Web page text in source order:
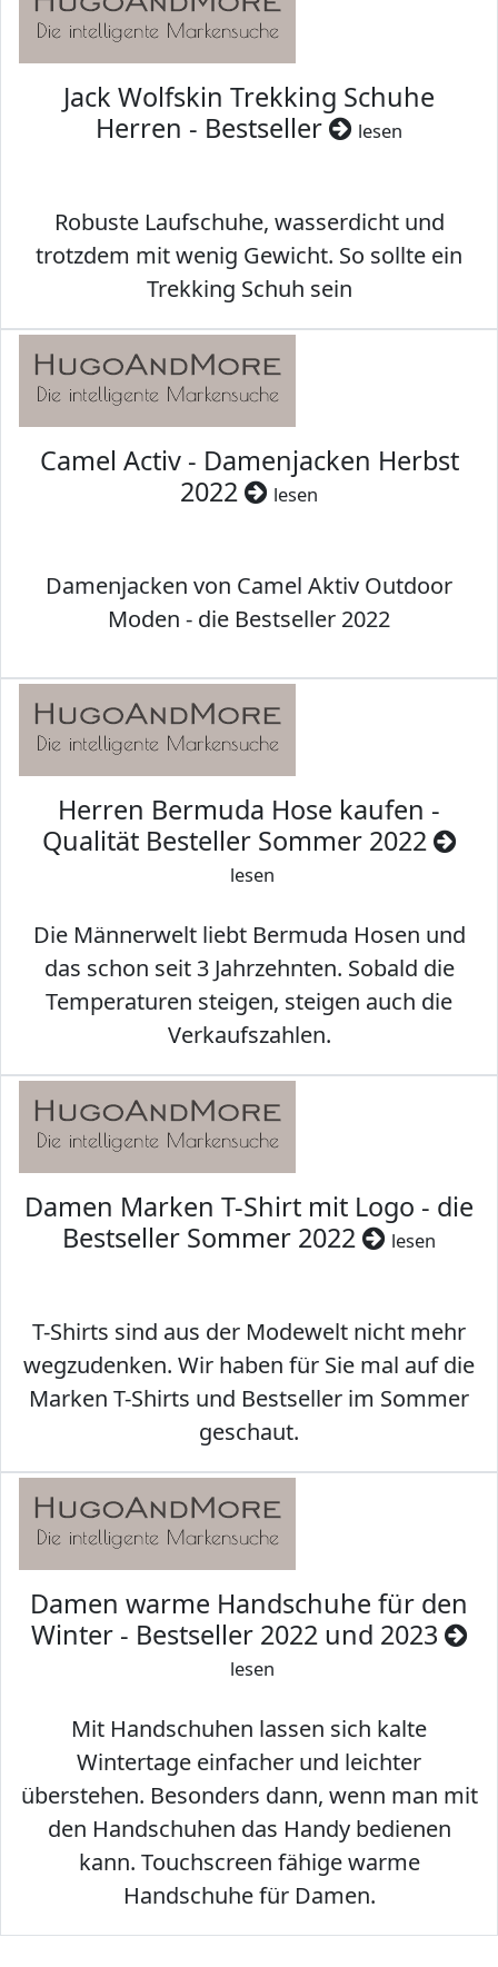
Jack Wolfskin Trekking Schuhe
Herren - Bestseller
lesen
Robuste Laufschuhe, wasserdicht und
trotzdem mit wenig Gewicht. So sollte ein
Trekking Schuh sein
Camel Activ - Damenjacken Herbst
2022
lesen
Damenjacken von Camel Aktiv Outdoor
Moden - die Bestseller 2022
Herren Bermuda Hose kaufen -
Qualität Besteller Sommer 2022
lesen
Die Männerwelt liebt Bermuda Hosen und
das schon seit 3 Jahrzehnten. Sobald die
Temperaturen steigen, steigen auch die
Verkaufszahlen.
Damen Marken T-Shirt mit Logo - die
Bestseller Sommer 2022
lesen
T-Shirts sind aus der Modewelt nicht mehr
wegzudenken. Wir haben für Sie mal auf die
Marken T-Shirts und Bestseller im Sommer
geschaut.
Damen warme Handschuhe für den
Winter - Bestseller 2022 und 2023
lesen
Mit Handschuhen lassen sich kalte
Wintertage einfacher und leichter
überstehen. Besonders dann, wenn man mit
den Handschuhen das Handy bedienen
kann. Touchscreen fähige warme
Handschuhe für Damen.